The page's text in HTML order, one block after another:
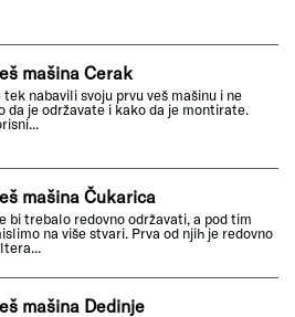
mašina Cerak
tek nabavili svoju prvu veš mašinu i ne
da je održavate i kako da je montirate.
mašina Čukarica
bi trebalo redovno održavati, a pod tim
na više stvari. Prva od njih je redovno
mašina Dedinje